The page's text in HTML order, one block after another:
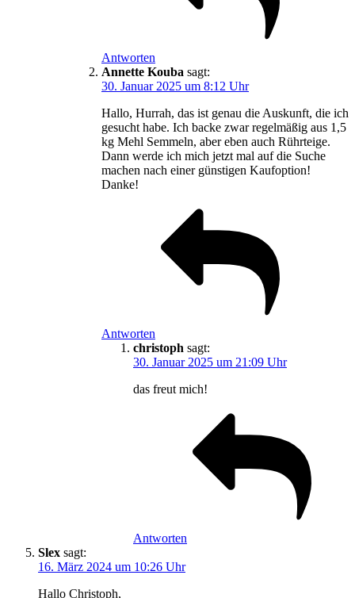
Antworten
Annette Kouba sagt:
30. Januar 2025 um 8:12 Uhr
Hallo, Hurrah, das ist genau die Auskunft, die ich
gesucht habe. Ich backe zwar regelmäßig aus 1,5
kg Mehl Semmeln, aber eben auch Rührteige.
Dann werde ich mich jetzt mal auf die Suche
machen nach einer günstigen Kaufoption!
Danke!
Antworten
christoph sagt:
30. Januar 2025 um 21:09 Uhr
das freut mich!
Antworten
Slex sagt:
16. März 2024 um 10:26 Uhr
Hallo Christoph,